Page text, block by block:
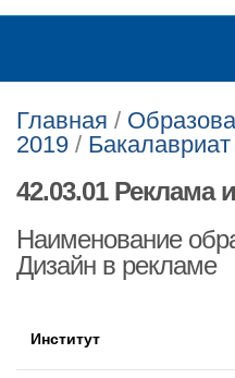
Главная /
2019 /
42.03.01 Реклама
Наименование
Дизайн в рекламе
Институт